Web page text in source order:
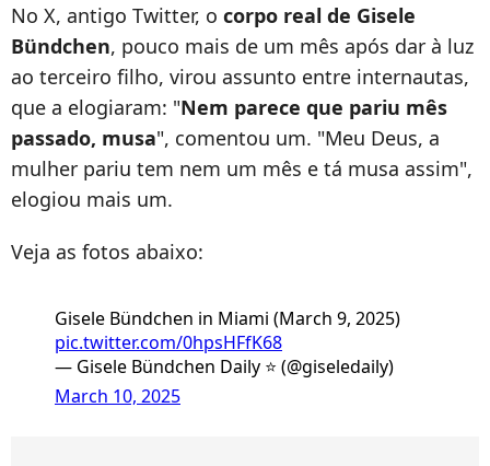
No X, antigo Twitter, o corpo real de Gisele
Bündchen, pouco mais de um mês após dar à luz
ao terceiro filho, virou assunto entre internautas,
que a elogiaram: "Nem parece que pariu mês
passado, musa", comentou um. "Meu Deus, a
mulher pariu tem nem um mês e tá musa assim",
elogiou mais um.
Veja as fotos abaixo:
Gisele Bündchen in Miami (March 9, 2025)
pic.twitter.com/0hpsHFfK68
— Gisele Bündchen Daily ⭐️ (@giseledaily)
March 10, 2025